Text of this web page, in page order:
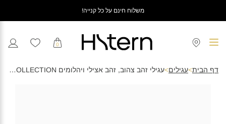
משלוח חינם על כל קנייה!
0
דף הבית>עגילים> עגילי זהב צהוב, זהב אצילי ויהלומים MYCOLLECTION